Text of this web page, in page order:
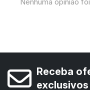
Receba
exclusivos